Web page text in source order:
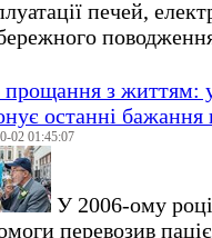
печей,
з життям:
останні
02 01:45:07
У 2006-ому
перевозив